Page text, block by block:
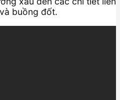
buồng đốt.